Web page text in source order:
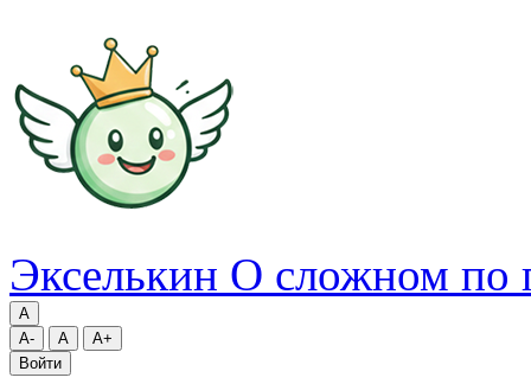
Экселькин О сложном по
A
A-
A
A+
Войти